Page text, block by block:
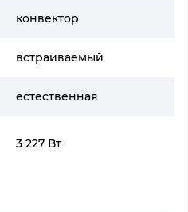
конвектор
встраиваемый
естественная
3 227 Вт